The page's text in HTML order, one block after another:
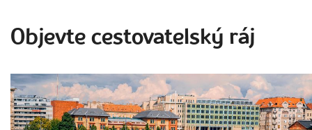
Objevte cestovatelský ráj